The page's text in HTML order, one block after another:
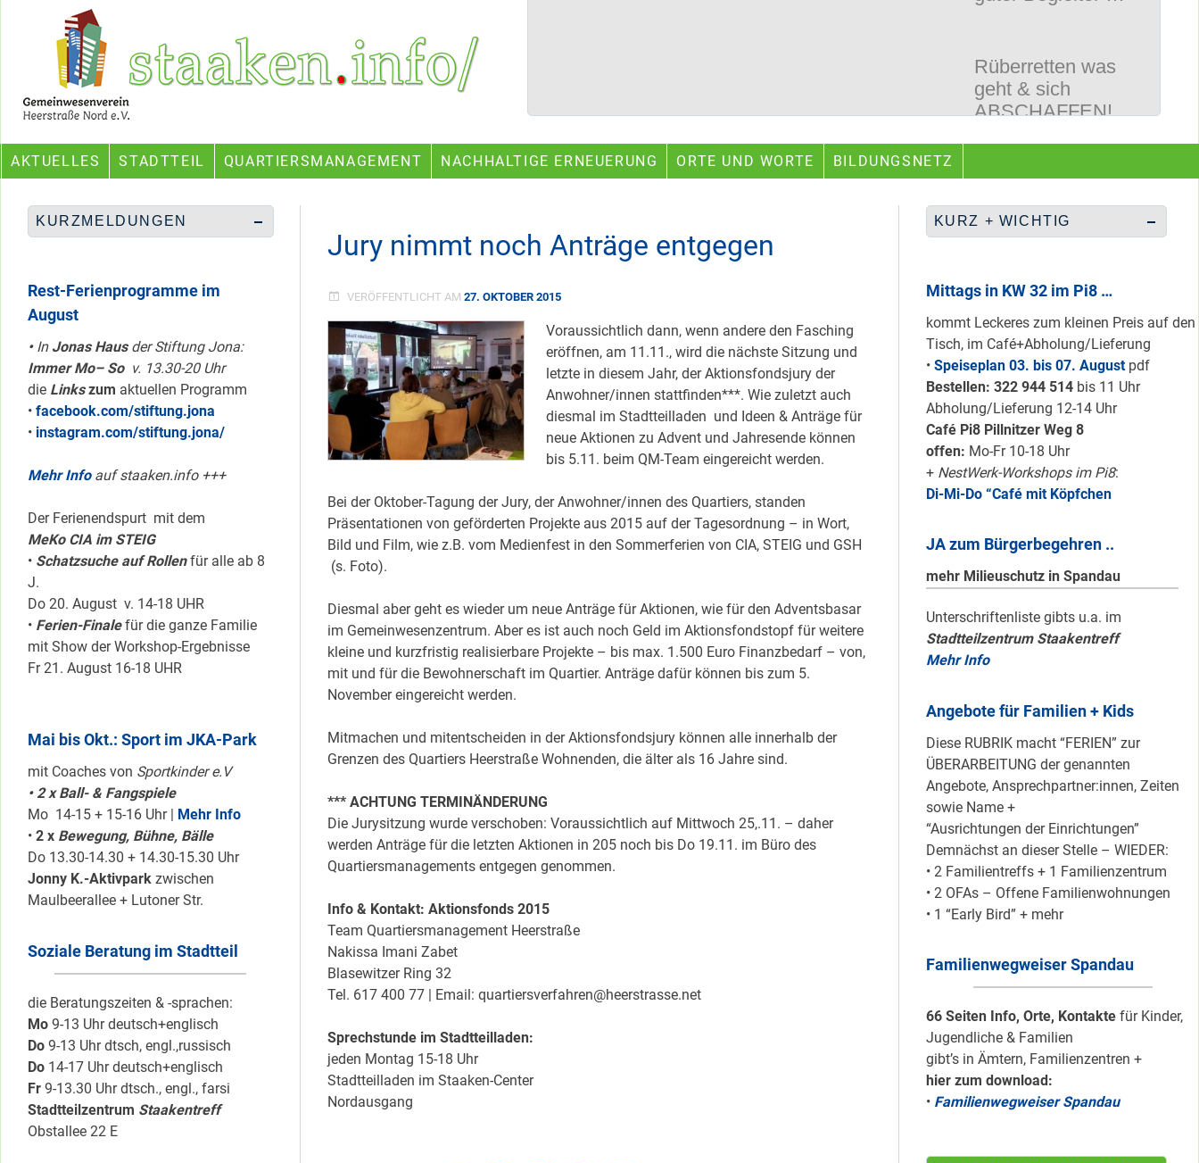
Ein Projekt des Gemeinwesenvereins Heerstraße Nord
AKTUELLES STADTTEIL QUARTIERSMANAGEMENT NACHHALTIGE ERNEUERUNG ORTE UND WORTE BILDUNGSNETZ
Jury nimmt noch Anträge entgegen
VERÖFFENTLICHT AM 27. OKTOBER 2015
Voraussichtlich dann, wenn andere den Fasching
eröffnen, am 11.11., wird die nächste Sitzung und
letzte in diesem Jahr, der Aktionsfondsjury der
Anwohner/innen stattfinden***. Wie zuletzt auch
diesmal im Stadtteilladen und Ideen & Anträge für
neue Aktionen zu Advent und Jahresende können
bis 5.11. beim QM-Team eingereicht werden.
Bei der Oktober-Tagung der Jury, der Anwohner/innen des Quartiers, standen
Präsentationen von geförderten Projekte aus 2015 auf der Tagesordnung – in Wort,
Bild und Film, wie z.B. vom Medienfest in den Sommerferien von CIA, STEIG und GSH
(s. Foto).
Diesmal aber geht es wieder um neue Anträge für Aktionen, wie für den Adventsbasar
im Gemeinwesenzentrum. Aber es ist auch noch Geld im Aktionsfondstopf für weitere
kleine und kurzfristig realisierbare Projekte – bis max. 1.500 Euro Finanzbedarf – von,
mit und für die Bewohnerschaft im Quartier. Anträge dafür können bis zum 5.
November eingereicht werden.
Mitmachen und mitentscheiden in der Aktionsfondsjury können alle innerhalb der
Grenzen des Quartiers Heerstraße Wohnenden, die älter als 16 Jahre sind.
*** ACHTUNG TERMINÄNDERUNG
Die Jurysitzung wurde verschoben: Voraussichtlich auf Mittwoch 25,.11. – daher
werden Anträge für die letzten Aktionen in 205 noch bis Do 19.11. im Büro des
Quartiersmanagements entgegen genommen.
Info & Kontakt: Aktionsfonds 2015
Team Quartiersmanagement Heerstraße
Nakissa Imani Zabet
Blasewitzer Ring 32
Tel. 617 400 77 | Email: quartiersverfahren@heerstrasse.net
Sprechstunde im Stadtteilladen:
jeden Montag 15-18 Uhr
Stadtteilladen im Staaken-Center
Nordausgang
KURZMELDUNGEN
Rest-Ferienprogramme im
August
•InJonas Hausder Stiftung Jona:
Immer Mo– So v. 13.30-20 Uhr
die Linkszum aktuellen Programm
• facebook.com/stiftung.jona
• instagram.com/stiftung.jona/
Mehr Infoauf staaken.info +++
Der Ferienendspurt mit dem
MeKo CIA im STEIG
• Schatzsuche auf Rollenfür alle ab 8
J.
Do 20. August v. 14-18 UHR
• Ferien-Finalefür die ganze Familie
mit Show der Workshop-Ergebnisse
Fr 21. August 16-18 UHR
Mai bis Okt.: Sport im JKA-Park
mit Coaches von Sportkinder e.V
• 2 x Ball- & Fangspiele
Mo 14-15 + 15-16 Uhr |
Mehr Info
• 2 x Bewegung, Bühne, Bälle
Do 13.30-14.30 + 14.30-15.30 Uhr
Jonny K.-Aktivpark zwischen
Maulbeerallee + Lutoner Str.
Soziale Beratung im Stadtteil
die Beratungszeiten & -sprachen:
Mo 9-13 Uhr deutsch+englisch
Do 9-13 Uhr dtsch, engl.,russisch
Do 14-17 Uhr deutsch+englisch
Fr 9-13.30 Uhr dtsch., engl., farsi
Stadtteilzentrum Staakentreff
Obstallee 22 E
KURZ + WICHTIG
Mittags in KW 32 im Pi8 …
kommt Leckeres zum kleinen Preis auf den
Tisch, im Café+Abholung/Lieferung
• Speiseplan 03. bis 07. August pdf
Bestellen: 322 944 514bis 11 Uhr
Abholung/Lieferung 12-14 Uhr
Café Pi8 Pillnitzer Weg 8
offen: Mo-Fr 10-18 Uhr
+ NestWerk-Workshops im Pi8:
Di-Mi-Do “Café mit Köpfchen
JA zum Bürgerbegehren ..
mehr Milieuschutz in Spandau
Unterschriftenliste gibts u.a. im
Stadtteilzentrum Staakentreff
Mehr Info
Angebote für Familien + Kids
Diese RUBRIK macht “FERIEN” zur
ÜBERARBEITUNG der genannten
Angebote, Ansprechpartner:innen, Zeiten
sowie Name +
“Ausrichtungen der Einrichtungen”
Demnächst an dieser Stelle – WIEDER:
• 2 Familientreffs + 1 Familienzentrum
• 2 OFAs – Offene Familienwohnungen
• 1 “Early Bird” + mehr
Familienwegweiser Spandau
66 Seiten Info, Orte, Kontakte für Kinder,
Jugendliche & Familien
gibt’s in Ämtern, Familienzentren +
hier zum download:
• Familienwegweiser Spandau
geht & sich
ABSCHAFFEN!
Karten für den
2023-25 …
für Heerstraße
Nord …
Staaken: Immer
schön sauber
halten!
Neuer Look für’s
Mit dem
“Redemobil” im
Kiez unterwegs …
Lokale Register-
Anlaufstelle in
Staaken
Silber für
Bildungsnetz
Heerstraße
HipHop-Video: Das
ist Mein Viertel!
Mit Mieter-Kohle
auf Senats-Kohle